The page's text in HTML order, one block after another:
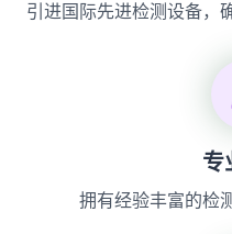
引进国际先进检测设备，
专
拥有经验丰富的检